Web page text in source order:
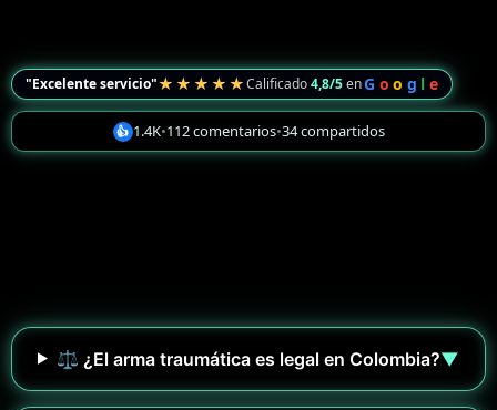
"Excelente servicio"★★★★★Calificado4,8/5enG o o g l e
👍 1.4K•112 comentarios•34 compartidos
⚖️ ¿El arma traumática es legal en Colombia?▼